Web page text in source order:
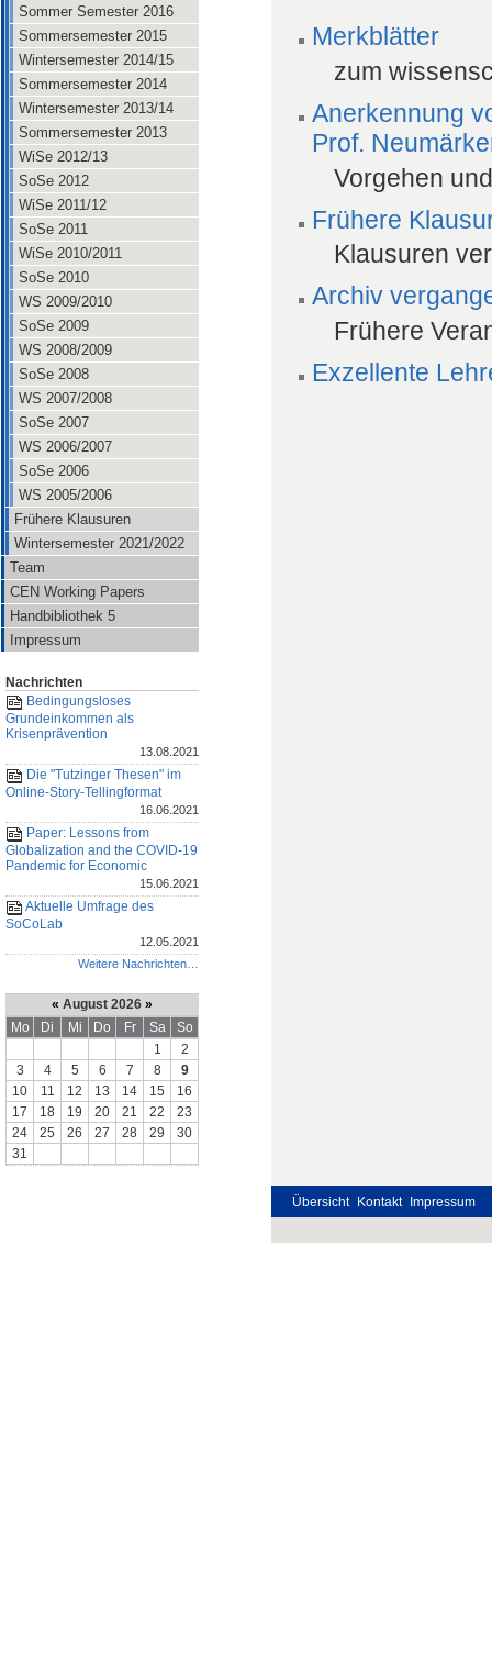
Sommer Semester 2016
Sommersemester 2015
Wintersemester 2014/15
Sommersemester 2014
Wintersemester 2013/14
Sommersemester 2013
WiSe 2012/13
SoSe 2012
WiSe 2011/12
SoSe 2011
WiSe 2010/2011
SoSe 2010
WS 2009/2010
SoSe 2009
WS 2008/2009
SoSe 2008
WS 2007/2008
SoSe 2007
WS 2006/2007
SoSe 2006
WS 2005/2006
Frühere Klausuren
Wintersemester 2021/2022
Team
CEN Working Papers
Handbibliothek 5
Impressum
Nachrichten
Bedingungsloses
Grundeinkommen als
Krisenprävention
13.08.2021
Die "Tutzinger Thesen" im
Online-Story-Tellingformat
16.06.2021
Paper: Lessons from
Globalization and the COVID-19
Pandemic for Economic
15.06.2021
Aktuelle Umfrage des
SoCoLab
12.05.2021
Weitere Nachrichten…
« August 2026 »
Mo
Di Mi Do Fr Sa
So
1
2
3
4 5 6 7 8
9
10
11 12 13 14 15
16
17
18 19 20 21 22
23
24
25 26 27 28 29
30
31
Merkblätter
zum
Anerkennung
Prof.
Vorgehen
Frühere
Klausuren
Archiv
Frühere
Exzellente
Übersicht Kontakt Impressum